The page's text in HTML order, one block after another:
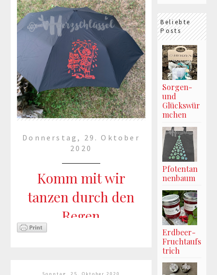
Donnerstag, 29. Oktober
2020
Komm mit wir
tanzen durch den
Regen
Sonntag, 25. Oktober 2020
Beliebte
Posts
Sorgen-
und
Glückswür
mchen
Pfotentan
nenbaum
Erdbeer-
Fruchtaufs
trich